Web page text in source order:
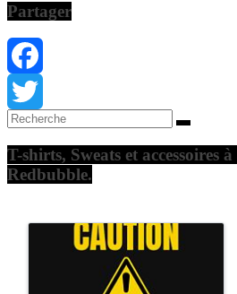
Partager
Facebook
Twitter
T-shirts, Sweats et accessoires
Redbubble.